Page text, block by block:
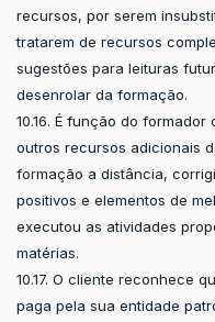
recursos, por serem
tratarem de recursos
sugestões para leituras
desenrolar da formação.
10.16. É função do
outros recursos adicionais
formação a distância,
positivos e elementos de
executou as atividades
matérias.
10.17. O cliente reconhece
paga pela sua entidade